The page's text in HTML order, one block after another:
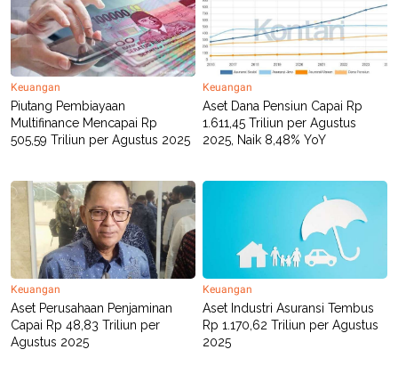
D
E
M
Y
E
A
S
E
.
I
D
L
A
N
A
A
K
I
N
J
N
E
P
A
A
D
V
Keuangan
Piutang Pembiayaan
Multifinance Mencapai Rp
505,59 Triliun per Agustus 2025
Keuangan
Aset Dana Pensiun Capai Rp
1.611,45 Triliun per Agustus
2025, Naik 8,48% YoY
Keuangan
Aset Perusahaan Penjaminan
Capai Rp 48,83 Triliun per
Agustus 2025
Keuangan
Aset Industri Asuransi Tembus
Rp 1.170,62 Triliun per Agustus
2025